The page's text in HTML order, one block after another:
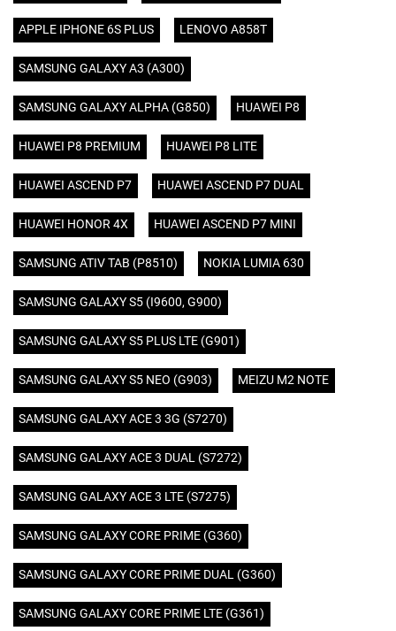
APPLE IPHONE 6S PLUS LENOVO A858T
SAMSUNG GALAXY A3 (A300)
SAMSUNG GALAXY ALPHA (G850) HUAWEI P8
HUAWEI P8 PREMIUM HUAWEI P8 LITE
HUAWEI ASCEND P7 HUAWEI ASCEND P7 DUAL
HUAWEI HONOR 4X HUAWEI ASCEND P7 MINI
SAMSUNG ATIV TAB (P8510) NOKIA LUMIA 630
SAMSUNG GALAXY S5 (I9600, G900)
SAMSUNG GALAXY S5 PLUS LTE (G901)
SAMSUNG GALAXY S5 NEO (G903) MEIZU M2 NOTE
SAMSUNG GALAXY ACE 3 3G (S7270)
SAMSUNG GALAXY ACE 3 DUAL (S7272)
SAMSUNG GALAXY ACE 3 LTE (S7275)
SAMSUNG GALAXY CORE PRIME (G360)
SAMSUNG GALAXY CORE PRIME DUAL (G360)
SAMSUNG GALAXY CORE PRIME LTE (G361)